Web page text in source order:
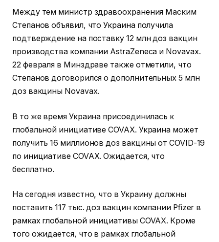
Между тем министр здравоохранения Маским
Степанов объявил, что Украина получила
подтверждение на поставку 12 млн доз вакцин
производства компании AstraZeneca и Novavax.
22 февраля в Минздраве также отметили, что
Степанов договорился о дополнительных 5 млн
доз вакцины Novavax.
В то же время Украина присоединилась к
глобальной инициативе COVAX. Украина может
получить 16 миллионов доз вакцины от COVID-19
по инициативе COVAX. Ожидается, что
бесплатно.
На сегодня известно, что в Украину должны
поставить 117 тыс. доз вакцин компании Pfizer в
рамках глобальной инициативы COVAX. Кроме
того ожидается, что в рамках глобальной